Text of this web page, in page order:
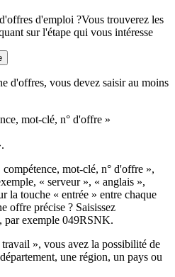
d'emploi ?Vous trouverez les
sur l'étape qui vous intéresse
d'offres, vous devez saisir au moins
mot-clé, n° d'offre »
mot-clé, n° d'offre »,
« serveur », « anglais »,
la touche « entrée » entre chaque
offre précise ? Saisissez
par exemple 049RSNK.
», vous avez la possibilité de
une région, un pays ou